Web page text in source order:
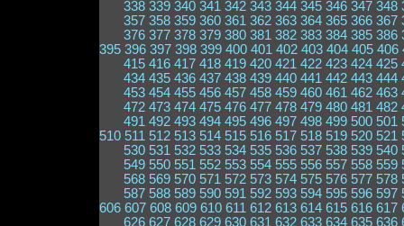
338 339 340 341 342 343 344 345 346 347 348
357 358 359 360 361 362 363 364 365 366 367
376 377 378 379 380 381 382 383 384 385 386
395 396 397 398 399 400 401 402 403 404 405 406
415 416 417 418 419 420 421 422 423 424 425
434 435 436 437 438 439 440 441 442 443 444
453 454 455 456 457 458 459 460 461 462 463
472 473 474 475 476 477 478 479 480 481 482
491 492 493 494 495 496 497 498 499 500 501
510 511 512 513 514 515 516 517 518 519 520 521
530 531 532 533 534 535 536 537 538 539 540
549 550 551 552 553 554 555 556 557 558 559
568 569 570 571 572 573 574 575 576 577 578
587 588 589 590 591 592 593 594 595 596 597
606 607 608 609 610 611 612 613 614 615 616 617
626 627 628 629 630 631 632 633 634 635 636